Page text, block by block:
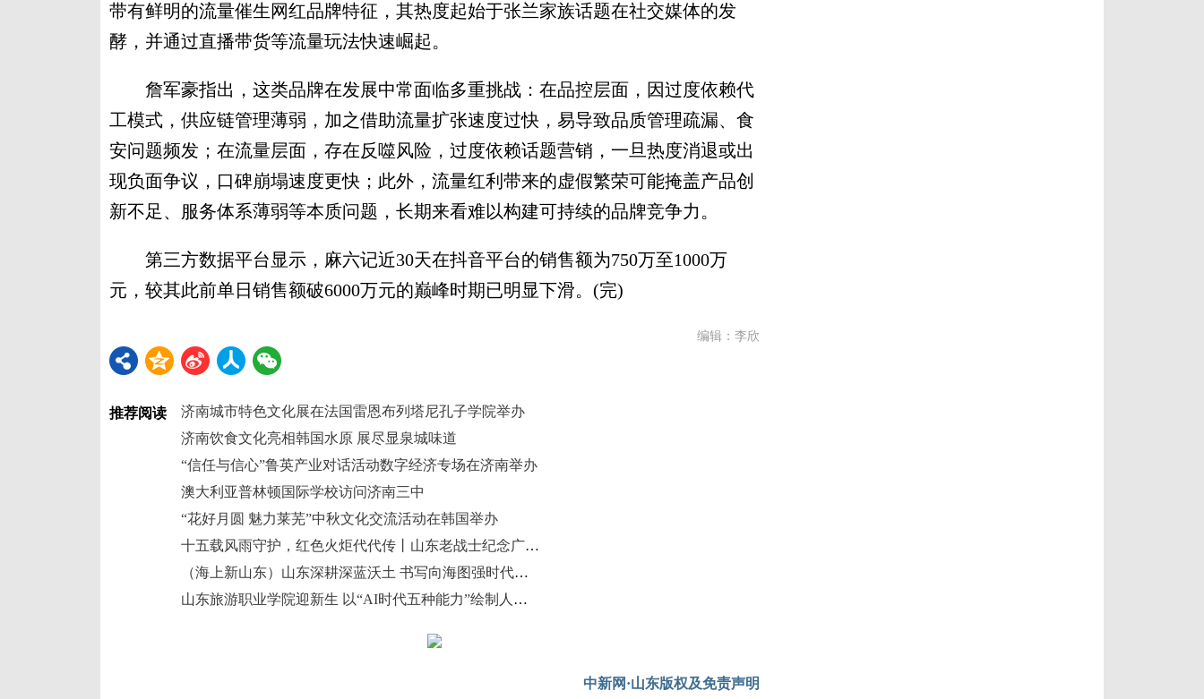
带有鲜明的流量催生网红品牌特征，其热度起始于张兰家族话题在社交媒体的发
酵，并通过直播带货等流量玩法快速崛起。
詹军豪指出，这类品牌在发展中常面临多重挑战：在品控层面，因过度依赖代
工模式，供应链管理薄弱，加之借助流量扩张速度过快，易导致品质管理疏漏、食
安问题频发；在流量层面，存在反噬风险，过度依赖话题营销，一旦热度消退或出
现负面争议，口碑崩塌速度更快；此外，流量红利带来的虚假繁荣可能掩盖产品创
新不足、服务体系薄弱等本质问题，长期来看难以构建可持续的品牌竞争力。
第三方数据平台显示，麻六记近30天在抖音平台的销售额为750万至1000万
元，较其此前单日销售额破6000万元的巅峰时期已明显下滑。(完)
编辑：李欣
推荐阅读
济南城市特色文化展在法国雷恩布列塔尼孔子学院举办
济南饮食文化亮相韩国水原 展尽显泉城味道
“信任与信心”鲁英产业对话活动数字经济专场在济南举办
澳大利亚普林顿国际学校访问济南三中
“花好月圆 魅力莱芜”中秋文化交流活动在韩国举办
十五载风雨守护，红色火炬代代传丨山东老战士纪念广场致敬齐鲁英魂
（海上新山东）山东深耕深蓝沃土 书写向海图强时代答卷
山东旅游职业学院迎新生 以“AI时代五种能力”绘制人才培养新蓝图
中新网·山东版权及免责声明